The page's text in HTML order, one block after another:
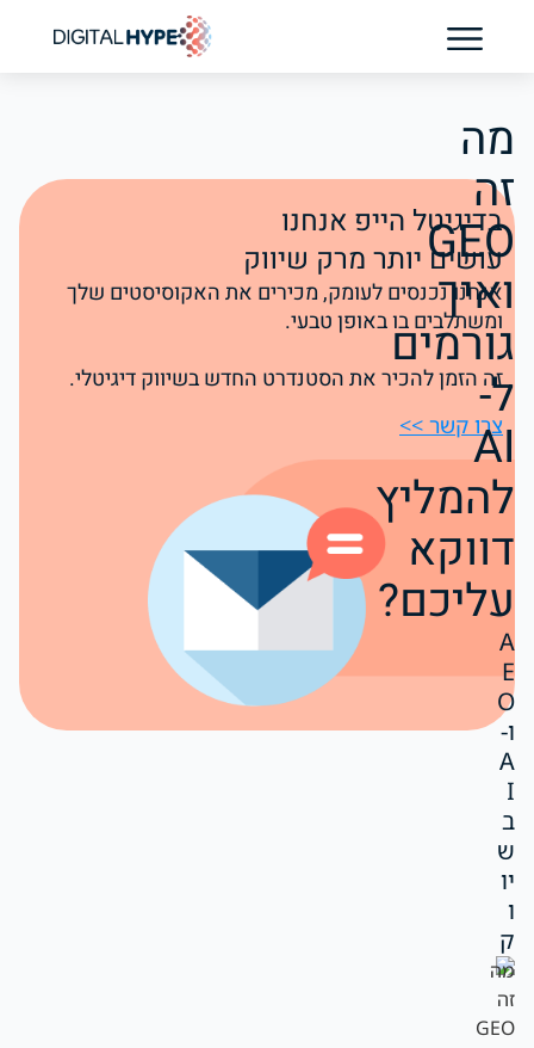
בדיגיטל הייפ אנחנו
עושים יותר מרק שיווק
אנחנו נכנסים לעומק, מכירים את האקוסיסטים שלך
ומשתלבים בו באופן טבעי.
זה הזמן להכיר את הסטנדרט החדש בשיווק דיגיטלי.
צרו קשר >>
מה
זה
GEO
ואיך
גורמים
ל-
AI
להמליץ
דווקא
עליכם?
A
E
O
ו-
A
I
ב
ש
יו
ו
ק